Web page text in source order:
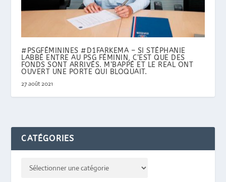
#PSGFÉMININES #D1FARKEMA – SI STÉPHANIE
LABBÉ ENTRE AU PSG FÉMININ, C’EST QUE DES
FONDS SONT ARRIVÉS. M’BAPPÉ ET LE REAL ONT
OUVERT UNE PORTE QUI BLOQUAIT.
27 août 2021
CATÉGORIES